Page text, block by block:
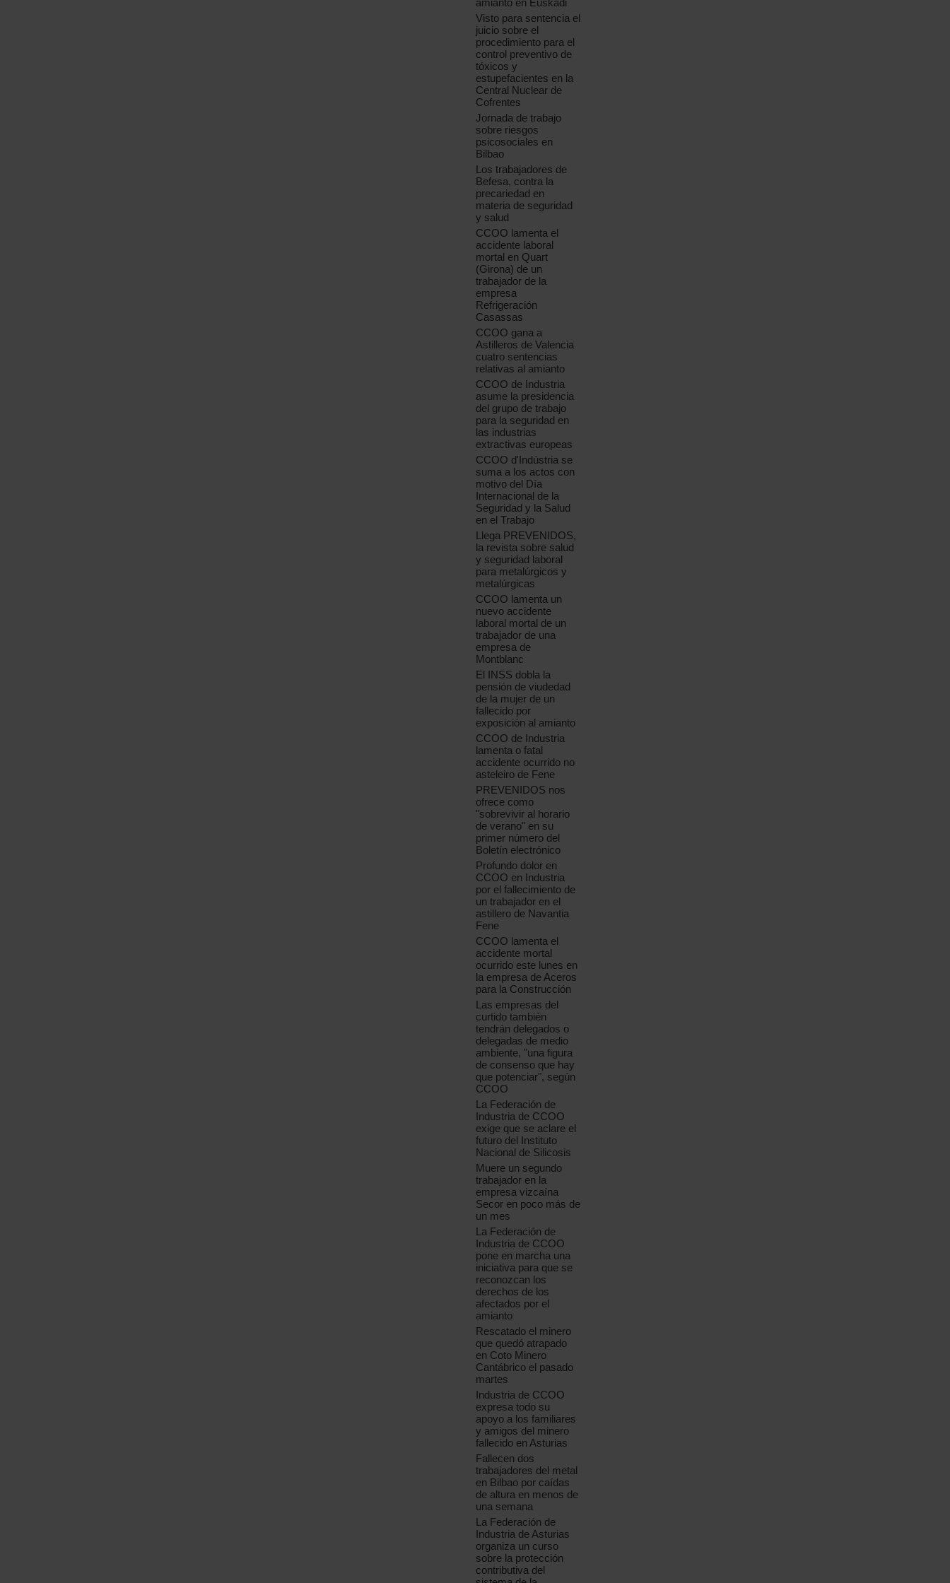
amianto en Euskadi
Visto para sentencia el
juicio sobre el
procedimiento para el
control preventivo de
tóxicos y
estupefacientes en la
Central Nuclear de
Cofrentes
Jornada de trabajo
sobre riesgos
psicosociales en
Bilbao
Los trabajadores de
Befesa, contra la
precariedad en
materia de seguridad
y salud
CCOO lamenta el
accidente laboral
mortal en Quart
(Girona) de un
trabajador de la
empresa
Refrigeración
Casassas
CCOO gana a
Astilleros de Valencia
cuatro sentencias
relativas al amianto
CCOO de Industria
asume la presidencia
del grupo de trabajo
para la seguridad en
las industrias
extractivas europeas
CCOO d'Indústria se
suma a los actos con
motivo del Día
Internacional de la
Seguridad y la Salud
en el Trabajo
Llega PREVENIDOS,
la revista sobre salud
y seguridad laboral
para metalúrgicos y
metalúrgicas
CCOO lamenta un
nuevo accidente
laboral mortal de un
trabajador de una
empresa de
Montblanc
El INSS dobla la
pensión de viudedad
de la mujer de un
fallecido por
exposición al amianto
CCOO de Industria
lamenta o fatal
accidente ocurrido no
asteleiro de Fene
PREVENIDOS nos
ofrece como
"sobrevivir al horario
de verano" en su
primer número del
Boletín electrónico
Profundo dolor en
CCOO en Industria
por el fallecimiento de
un trabajador en el
astillero de Navantia
Fene
CCOO lamenta el
accidente mortal
ocurrido este lunes en
la empresa de Aceros
para la Construcción
Las empresas del
curtido también
tendrán delegados o
delegadas de medio
ambiente, "una figura
de consenso que hay
que potenciar", según
CCOO
La Federación de
Industria de CCOO
exige que se aclare el
futuro del Instituto
Nacional de Silicosis
Muere un segundo
trabajador en la
empresa vizcaína
Secor en poco más de
un mes
La Federación de
Industria de CCOO
pone en marcha una
iniciativa para que se
reconozcan los
derechos de los
afectados por el
amianto
Rescatado el minero
que quedó atrapado
en Coto Minero
Cantábrico el pasado
martes
Industria de CCOO
expresa todo su
apoyo a los familiares
y amigos del minero
fallecido en Asturias
Fallecen dos
trabajadores del metal
en Bilbao por caídas
de altura en menos de
una semana
La Federación de
Industria de Asturias
organiza un curso
sobre la protección
contributiva del